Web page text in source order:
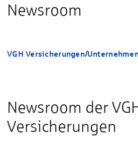
Newsroom
VGH Versicherungen/
Newsroom der
Versicherungen